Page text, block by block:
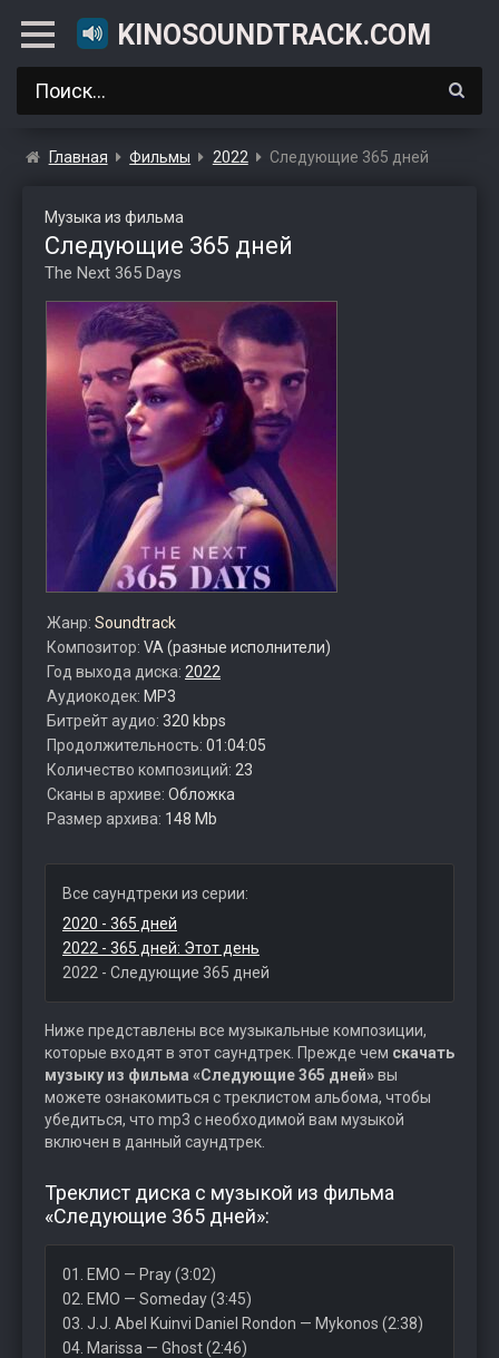
KINOSOUNDTRACK.COM
Главная Фильмы 2022 Следующие 365 дней
Музыка из фильма
Следующие 365 дней
The Next 365 Days
Жанр: Soundtrack
Композитор: VA (разные исполнители)
Год выхода диска: 2022
Аудиокодек: MP3
Битрейт аудио: 320 kbps
Продолжительность: 01:04:05
Количество композиций: 23
Сканы в архиве: Обложка
Размер архива: 148 Mb
Все саундтреки из серии:
2020 - 365 дней
2022 - 365 дней: Этот день
2022 - Следующие 365 дней
Ниже представлены все музыкальные композиции,
которые входят в этот саундтрек. Прежде чем скачать
музыку из фильма «Следующие 365 дней»вы
можете ознакомиться с треклистом альбома, чтобы
убедиться, что mp3 с необходимой вам музыкой
включен в данный саундтрек.
Треклист диска с музыкой из фильма
«Следующие 365 дней»:
01. EMO — Pray (3:02)
02. EMO — Someday (3:45)
03. J.J. Abel Kuinvi Daniel Rondon — Mykonos (2:38)
04. Marissa — Ghost (2:46)